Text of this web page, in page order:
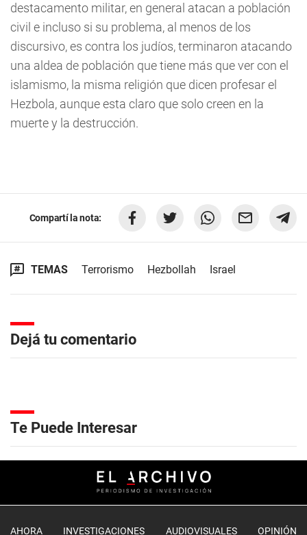
destacamento militar, en general atacan a población
civil e incluso si su problema, al menos de los
discursivo, es contra los judíos, terminaron atacando
una aldea de población que tiene más que ver con el
islamismo, la misma religión que dicen profesar el
Hezbola, aunque esta claro que solo creen en la
muerte y la destrucción.
Compartí la nota:
TEMAS Terrorismo Hezbollah Israel
Dejá tu comentario
Te Puede Interesar
AHORA INVESTIGACIONES AUDIOVISUALES OPINIÓN